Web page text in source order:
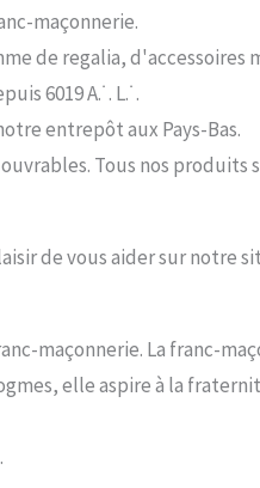
maçonnerie.
de regalia,
6019 A.˙. L.˙.
entrepôt aux Pays-Bas.
Tous nos
de vous aider sur notre
maçonnerie. La franc-
elle aspire à la